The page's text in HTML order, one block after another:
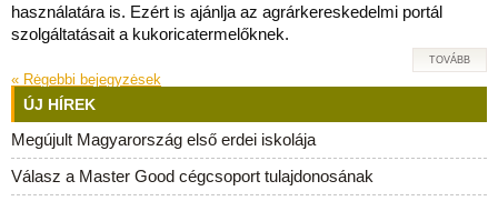
használatára is. Ezért is ajánlja az agrárkereskedelmi portál
szolgáltatásait a kukoricatermelőknek.
TOVÁBB
« Rėgebbi bejegyzėsek
ÚJ HÍREK
Megújult Magyarország első erdei iskolája
Válasz a Master Good cégcsoport tulajdonosának